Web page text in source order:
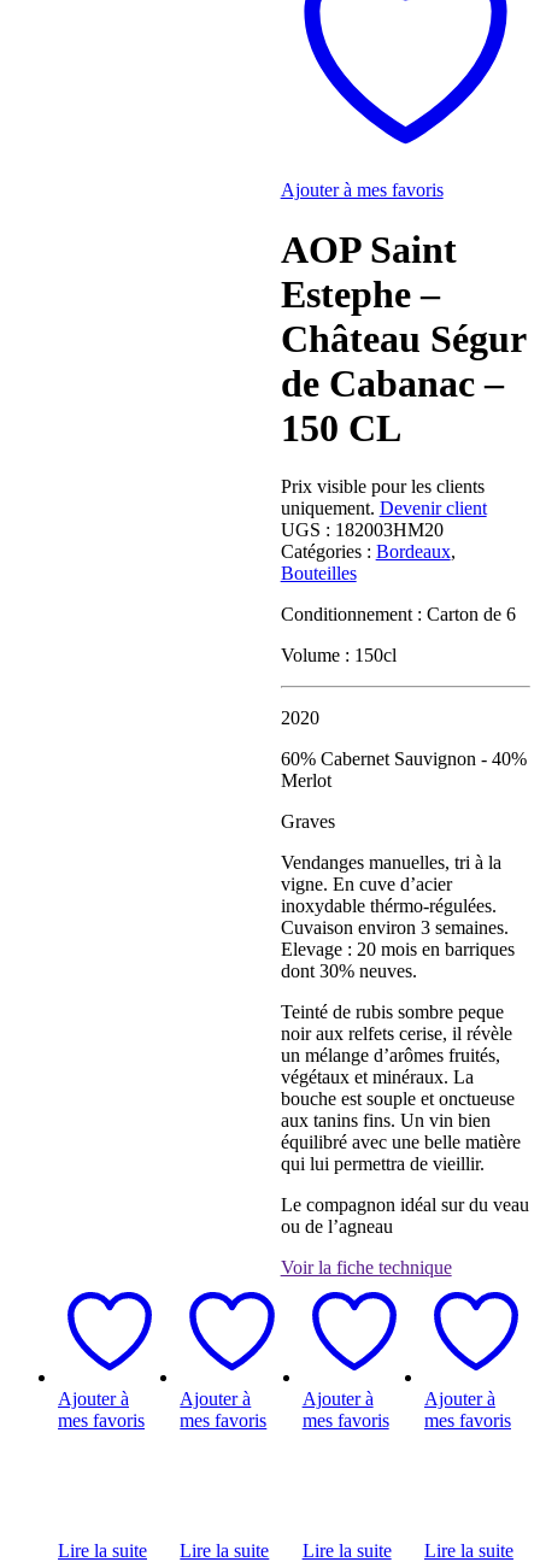
Ajouter à mes favoris
AOP Saint
Estephe –
Château Ségur
de Cabanac –
150 CL
Prix visible pour les clients
uniquement. Devenir client
UGS : 182003HM20
Catégories : Bordeaux,
Bouteilles
Conditionnement : Carton de 6
Volume : 150cl
2020
60% Cabernet Sauvignon - 40%
Merlot
Graves
Vendanges manuelles, tri à la
vigne. En cuve d’acier
inoxydable thérmo-régulées.
Cuvaison environ 3 semaines.
Elevage : 20 mois en barriques
dont 30% neuves.
Teinté de rubis sombre peque
noir aux relfets cerise, il révèle
un mélange d’arômes fruités,
végétaux et minéraux. La
bouche est souple et onctueuse
aux tanins fins. Un vin bien
équilibré avec une belle matière
qui lui permettra de vieillir.
Le compagnon idéal sur du veau
ou de l’agneau
Voir la fiche technique
Ajouter à
mes favoris
Lire la suite
Ajouter à
mes favoris
Lire la suite
Ajouter à
mes favoris
Lire la suite
Ajouter à
mes favoris
Lire la suite